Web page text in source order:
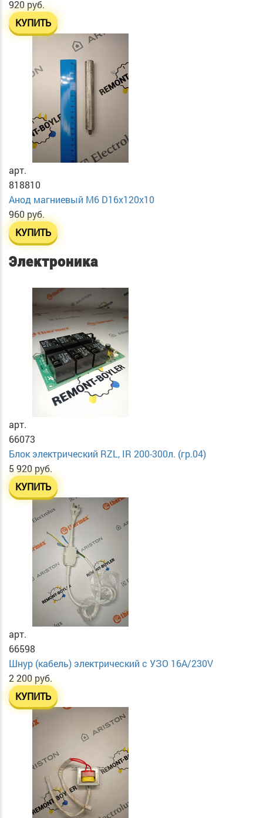
920 руб.
КУПИТЬ
арт.
818810
Анод магниевый М6 D16х120х10
960 руб.
КУПИТЬ
Электроника
арт.
66073
Блок электрический RZL, IR 200-300л. (гр.04)
5 920 руб.
КУПИТЬ
арт.
66598
Шнур (кабель) электрический с УЗО 16А/230V
2 200 руб.
КУПИТЬ